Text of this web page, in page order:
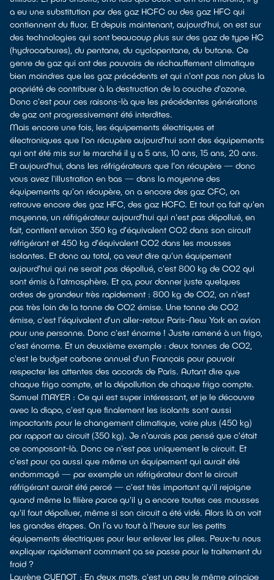
a eu une substitution par des gaz HCFC ou des gaz HFC qui
contiennent du fluor. Et depuis maintenant, aujourd'hui, on est sur
des technologies qui sont beaucoup plus sur des gaz de type HC
(hydrocarbures), du pentane, du cyclopentane, du butane. Ce
genre de gaz qui ont des pouvoirs de réchauffement climatique
bien moindres que les gaz précédents et qui n'ont pas non plus la
propriété de contribuer à la destruction de la couche d'ozone.
Donc c'est pour ces raisons-là que les précédentes générations
de gaz ont progressivement été interdites.
Mais encore une fois, les équipements électriques et
électroniques que l'on récupère aujourd'hui sont des équipements
qui ont été mis sur le marché il y a 5 ans, 10 ans, 15 ans, 20 ans.
Et aujourd'hui, dans les réfrigérateurs que l'on récupère — donc
vous avez l'illustration en bas — dans la moyenne des
équipements qu'on récupère, on a encore des gaz CFC, on
retrouve encore des gaz HFC, des gaz HCFC. Et tout ça fait qu'en
moyenne, un réfrigérateur aujourd'hui qui n'est pas dépollué, en
fait, contient environ 350 kg d'équivalent CO2 dans son circuit
réfrigérant et 450 kg d'équivalent CO2 dans les mousses
isolantes. Et donc au total, ça veut dire qu'un équipement
aujourd'hui qui ne serait pas dépollué, c'est 800 kg de CO2 qui
sont émis à l'atmosphère. Et ça, pour donner juste quelques
ordres de grandeur très rapidement : 800 kg de CO2, on n'est
pas très loin de la tonne de CO2 émise. Une tonne de CO2
émise, c'est l'équivalent d'un aller-retour Paris-New York en avion
pour une personne. Donc c'est énorme ! Juste ramené à un frigo,
c'est énorme. Et un deuxième exemple : deux tonnes de CO2,
c'est le budget carbone annuel d'un Français pour pouvoir
respecter les attentes des accords de Paris. Autant dire que
chaque frigo compte, et la dépollution de chaque frigo compte.
Samuel MAYER : Ce qui est super intéressant, et je le découvre
avec la diapo, c'est que finalement les isolants sont aussi
impactants pour le changement climatique, voire plus (450 kg)
par rapport au circuit (350 kg). Je n'aurais pas pensé que c'était
ce composant-là. Donc ce n'est pas uniquement le circuit. Et
c'est pour ça aussi que même un équipement qui aurait été
endommagé — par exemple un réfrigérateur dont le circuit
réfrigérant aurait été percé — c'est très important qu'il rejoigne
quand même la filière parce qu'il y a encore toutes ces mousses
qu'il faut dépolluer, même si son circuit a été vidé. Alors là on voit
les grandes étapes. On l'a vu tout à l'heure sur les petits
équipements électriques pour leur enlever les piles. Peux-tu nous
expliquer rapidement comment ça se passe pour le traitement du
froid ?
Laurène CUENOT : En deux mots, c'est un peu le même principe